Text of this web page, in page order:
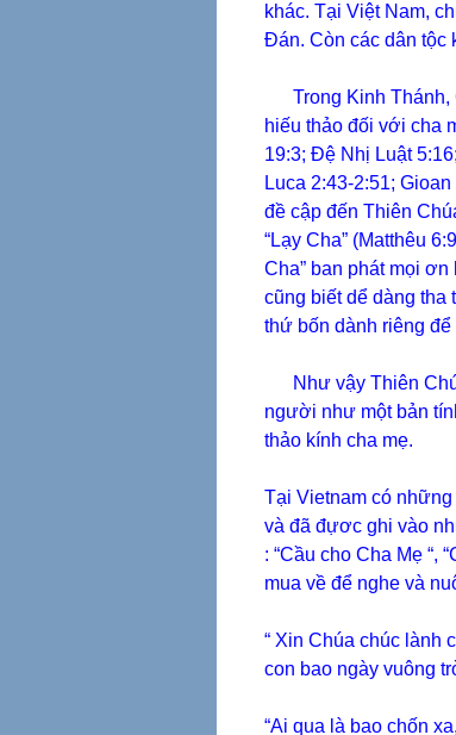
khác. Tại Việt Nam,
Đán. Còn các dân tộc
Trong Kinh Thánh,
hiếu thảo đối với cha
19:3; Đệ Nhị Luật
Luca 2:43-2:51;
đề cập đến Thiên
“Lạy Cha” (Matthêu
Cha” ban phát mọi
cũng biết dể dàng tha
thứ bốn dành riêng để
Như vậy Thiên
người như một bản
thảo kính cha mẹ.
Tại Vietnam có
và đã đựơc ghi vào
: “Cầu cho Cha Mẹ “,
mua về để nghe và
“ Xin Chúa chúc lành
con bao ngày vuông
“Ai qua là bao chốn